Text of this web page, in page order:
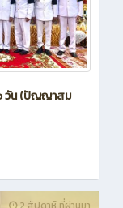
วัน (ปัญญาสม